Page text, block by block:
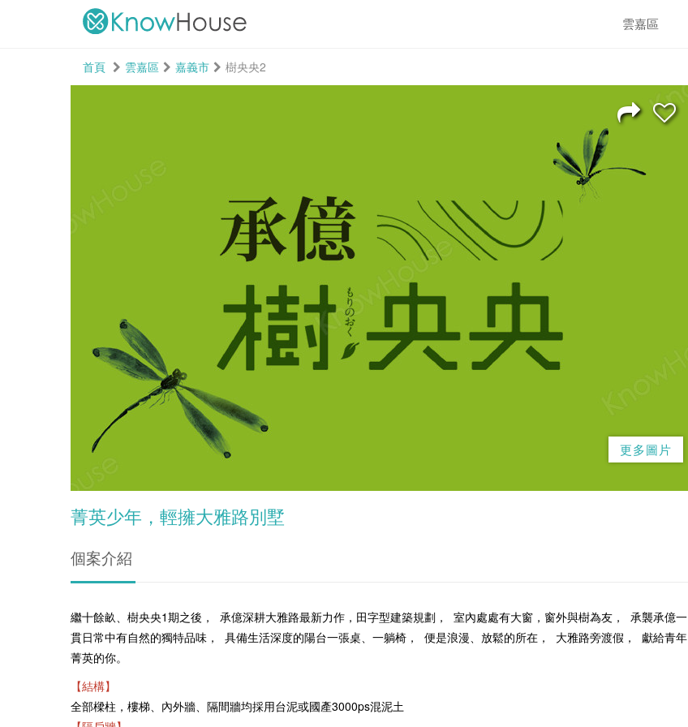
雲嘉區
首頁 雲嘉區 嘉義市 樹央央2
更多圖片
菁英少年，輕擁大雅路別墅
個案介紹
繼十餘畝、樹央央1期之後， 承億深耕大雅路最新力作，田字型建築規劃， 室內處處有大窗，窗外與樹為友， 承襲承億一
貫日常中有自然的獨特品味， 具備生活深度的陽台一張桌、一躺椅， 便是浪漫、放鬆的所在， 大雅路旁渡假， 獻給青年
菁英的你。
【結構】
全部樑柱，樓梯、內外牆、隔間牆均採用台泥或國產3000ps混泥土